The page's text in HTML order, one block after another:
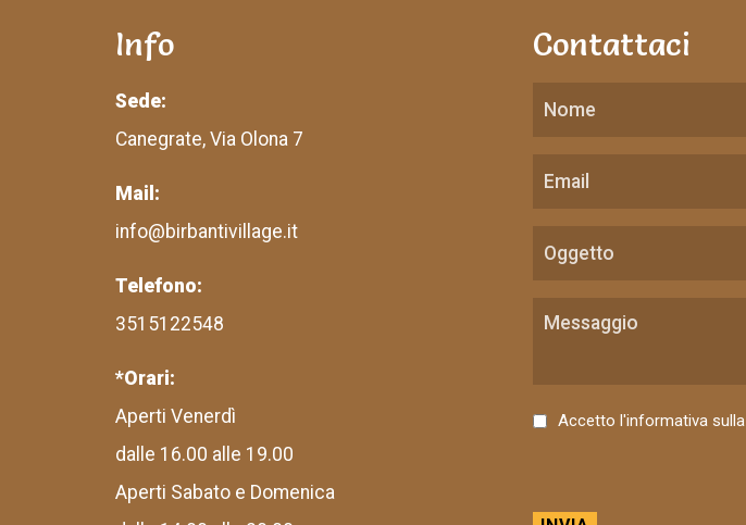
Info
Sede:
Canegrate, Via Olona 7
Mail:
info@birbantivillage.it
Telefono:
3515122548
*Orari:
Aperti Venerdì
dalle 16.00 alle 19.00
Aperti Sabato e Domenica
Contattaci
C
e
Accetto l'informativa sulla